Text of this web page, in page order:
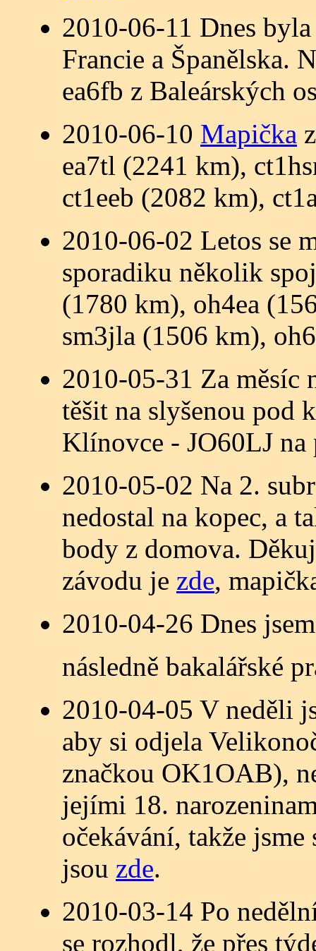
2010-06-11 Dnes
Francie a Španělska.
ea6fb z Baleárských
2010-06-10 Mapička
ea7tl (2241 km),
ct1eeb (2082 km),
2010-06-02 Letos se
sporadiku několik
(1780 km), oh4ea
sm3jla (1506 km),
2010-05-31 Za měsíc
těšit na slyšenou pod
Klínovce - JO60LJ
2010-05-02 Na 2.
nedostal na kopec, a
body z domova.
závodu je zde,
2010-04-26 Dnes
následně bakalářské
2010-04-05 V neděli
aby si odjela
značkou OK1OAB),
jejími 18.
očekávání, takže
jsou zde.
2010-03-14 Po
se rozhodl, že přes